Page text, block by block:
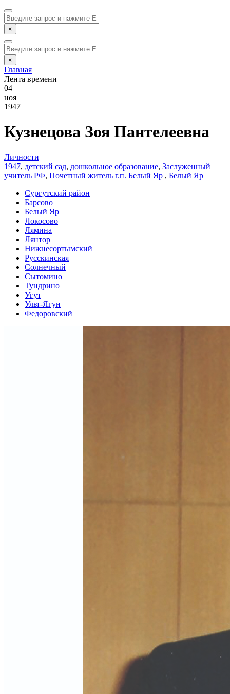
×
×
Главная
Лента времени
04
ноя
1947
Кузнецова Зоя Пантелеевна
Личности
1947, детский сад, дошкольное образование, Заслуженный
учитель РФ, Почетный житель г.п. Белый Яр , Белый Яр
Сургутский район
Барсово
Белый Яр
Локосово
Лямина
Лянтор
Нижнесортымский
Русскинская
Солнечный
Сытомино
Тундрино
Угут
Ульт-Ягун
Федоровский